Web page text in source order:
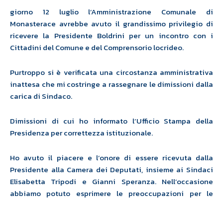
giorno 12 luglio l’Amministrazione Comunale di
Monasterace avrebbe avuto il grandissimo privilegio di
ricevere la Presidente Boldrini per un incontro con i
Cittadini del Comune e del Comprensorio locrideo.
Purtroppo si è verificata una circostanza amministrativa
inattesa che mi costringe a rassegnare le dimissioni dalla
carica di Sindaco.
Dimissioni di cui ho informato l’Ufficio Stampa della
Presidenza per correttezza istituzionale.
Ho avuto il piacere e l’onore di essere ricevuta dalla
Presidente alla Camera dei Deputati, insieme ai Sindaci
Elisabetta Tripodi e Gianni Speranza. Nell’occasione
abbiamo potuto esprimere le preoccupazioni per le